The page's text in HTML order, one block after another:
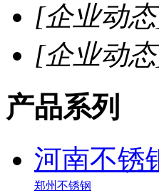
[企业动
[企业动
产品系列
河南不锈
郑州不锈钢